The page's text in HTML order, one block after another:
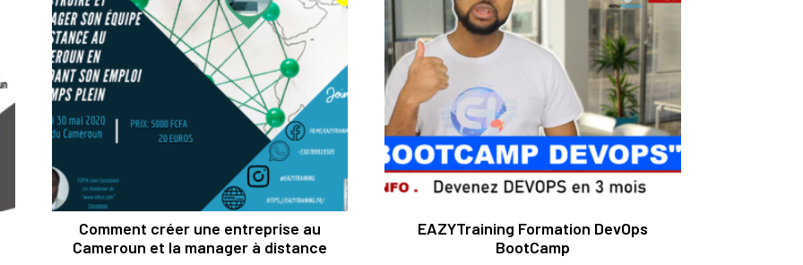
Comment créer une entreprise au
Cameroun et la manager à distance
EAZYTraining Formation DevOps
BootCamp